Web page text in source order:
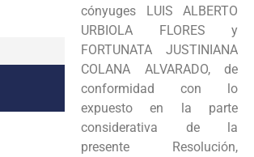
Intranet
cónyuges LUIS ALBERTO
URBIOLA FLORES y
FORTUNATA JUSTINIANA
COLANA ALVARADO, de
conformidad con lo
expuesto en la parte
considerativa de la
presente Resolución,